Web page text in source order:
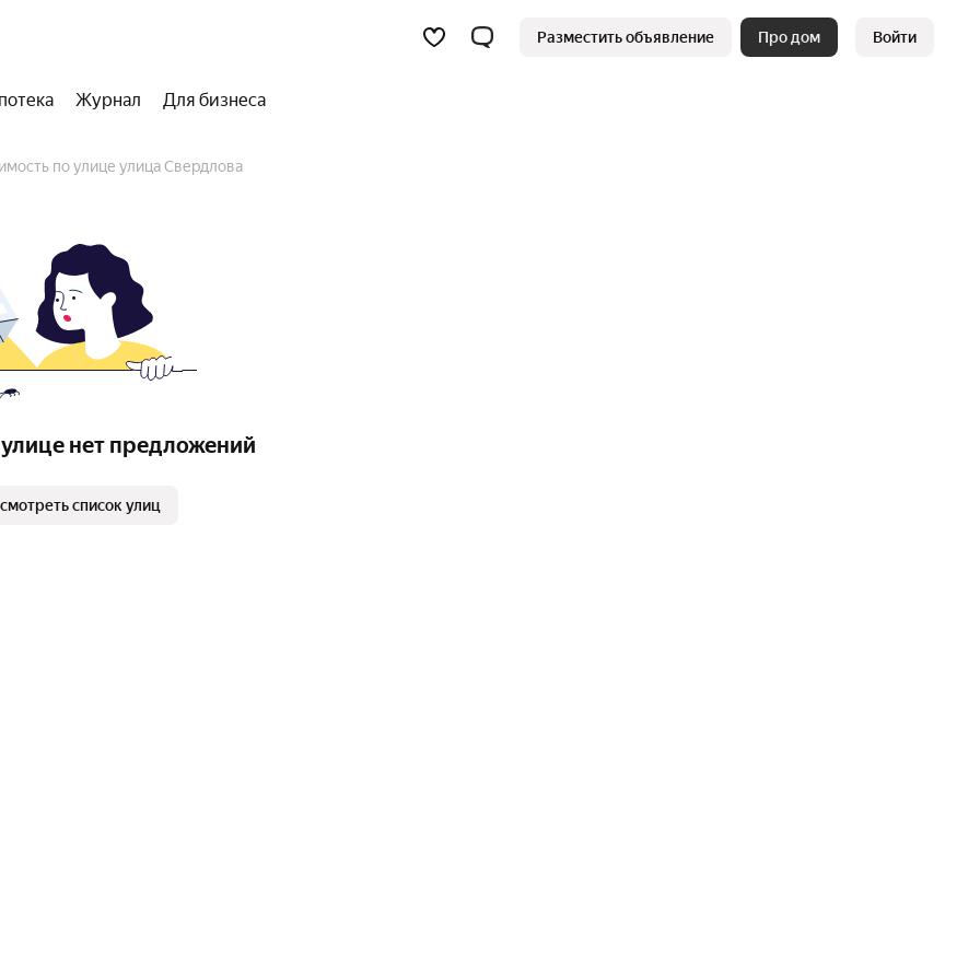
Разместить объявление Про дом Войти
Журнал Для бизнеса
по улице улица Свердлова
нет предложений
список улиц